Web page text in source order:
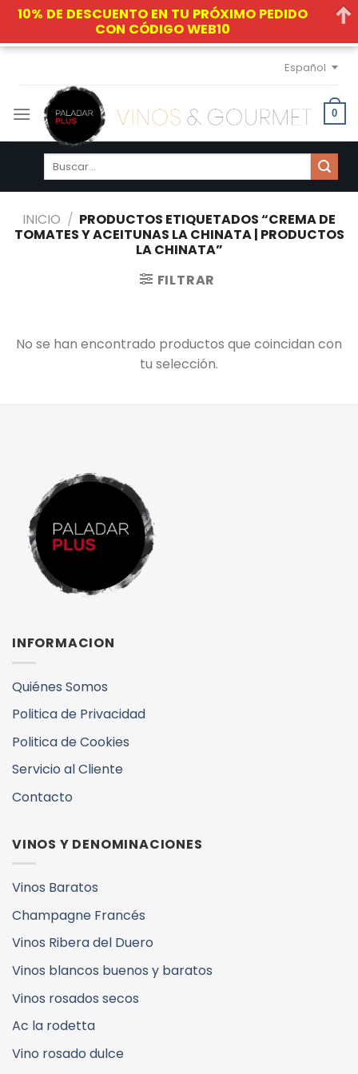
Skip
content
Español
0
Buscar
INICIO / PRODUCTOS ETIQUETADOS “CREMA DE
TOMATES Y ACEITUNAS LA CHINATA | PRODUCTOS
LA CHINATA”
FILTRAR
No se han encontrado productos que coincidan con
tu selección.
INFORMACION
Quiénes Somos
Politica de Privacidad
Politica de Cookies
Servicio al Cliente
Contacto
VINOS Y DENOMINACIONES
Vinos Baratos
Champagne Francés
Vinos Ribera del Duero
Vinos blancos buenos y baratos
Vinos rosados secos
Ac la rodetta
Vino rosado dulce
10% DE DESCUENTO EN TU PRÓXIMO PEDIDO
CON CÓDIGO WEB10